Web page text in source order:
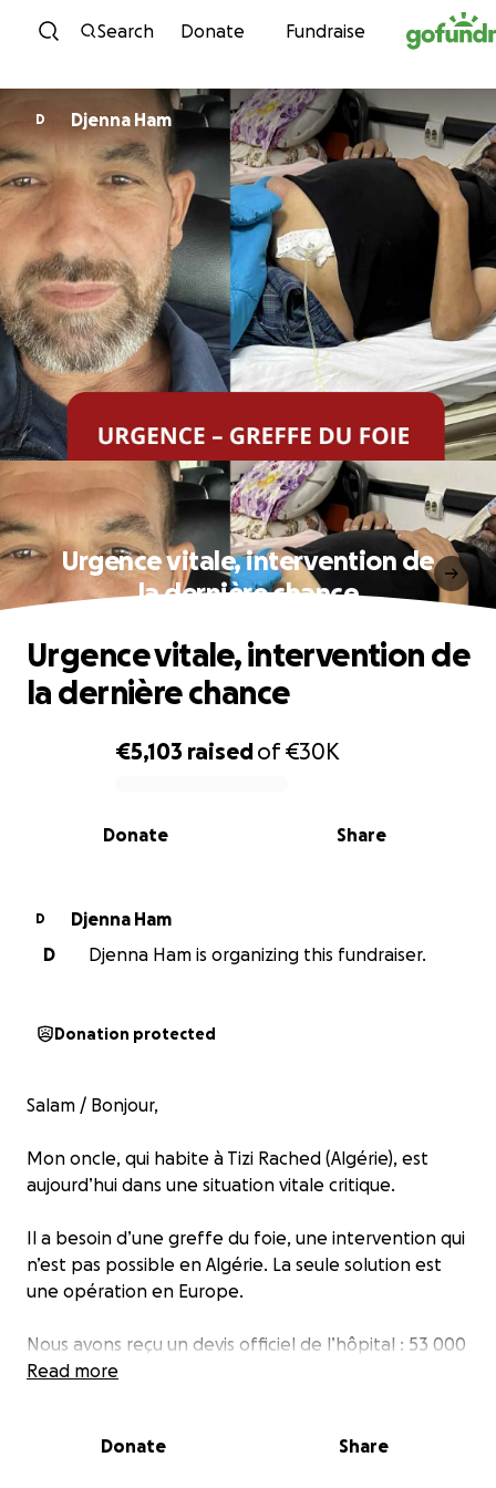
Skip to content
Search Donate Fundraise
D Djenna Ham
Urgence vitale, intervention de
la dernière chance
0% complete
€5,103 raisedof€30K
Share
Donate
Urgence vitale, intervention de
la dernière chance
D
Djenna Ham
D
Djenna Ham is organizing this fundraiser.
Donation protected
Salam / Bonjour,
Mon oncle, qui habite à Tizi Rached (Algérie), est
aujourd’hui dans une situation vitale critique.
Il a besoin d’une greffe du foie, une intervention qui
n’est pas possible en Algérie. La seule solution est
une opération en Europe.
Nous avons reçu un devis officiel de l’hôpital : 53 000
€ pour l’intervention.
elle, nous risquons de le perdre.
Read more
Donate Share